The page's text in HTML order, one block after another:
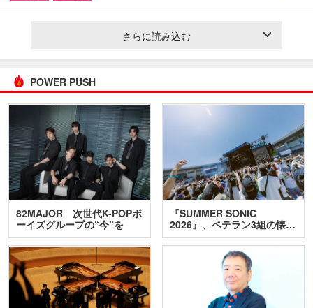
さらに読み込む
POWER PUSH
82MAJOR 次世代K-POPボ
ーイズグループの“今”を
訊…
『SUMMER SONIC
2026』、ベテラン3組の懐…